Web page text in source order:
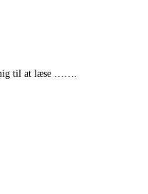
til at læse …….